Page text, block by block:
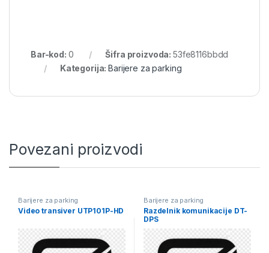
Bar-kod: 0 Šifra proizvoda: 53fe8116bbdd
Kategorija:Barijere za parking
Povezani proizvodi
Barijere za parking
Video transiver UTP101P-HD
Barijere za parking
Razdelnik komunikacije DT-
DPS